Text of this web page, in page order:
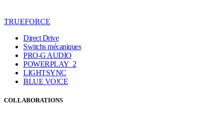
TRUEFORCE
Direct Drive
Switchs mécaniques
PRO-G AUDIO
POWERPLAY 2
LIGHTSYNC
BLUE VO!CE
COLLABORATIONS